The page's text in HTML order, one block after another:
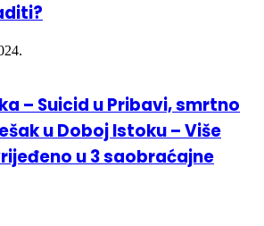
u Doboj Istoku – Više
u 3 saobraćajne